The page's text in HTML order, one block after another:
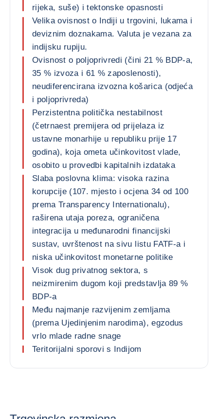
rijeka, suše) i tektonske opasnosti
Velika ovisnost o Indiji u trgovini, lukama i
deviznim doznakama. Valuta je vezana za
indijsku rupiju.
Ovisnost o poljoprivredi (čini 21 % BDP-a,
35 % izvoza i 61 % zaposlenosti),
neudiferencirana izvozna košarica (odjeća
i poljoprivreda)
Perzistentna politička nestabilnost
(četrnaest premijera od prijelaza iz
ustavne monarhije u republiku prije 17
godina), koja ometa učinkovitost vlade,
osobito u provedbi kapitalnih izdataka
Slaba poslovna klima: visoka razina
korupcije (107. mjesto i ocjena 34 od 100
prema Transparency Internationalu),
raširena utaja poreza, ograničena
integracija u međunarodni financijski
sustav, uvrštenost na sivu listu FATF-a i
niska učinkovitost monetarne politike
Visok dug privatnog sektora, s
neizmirenim dugom koji predstavlja 89 %
BDP-a
Među najmanje razvijenim zemljama
(prema Ujedinjenim narodima), egzodus
vrlo mlade radne snage
Teritorijalni sporovi s Indijom